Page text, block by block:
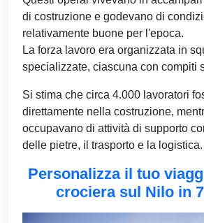
di costruzione e godevano di
relativamente buone per l'epoca.
La forza lavoro era organizzata in
specializzate, ciascuna con compiti
Si stima che circa 4.000 lavoratori
direttamente nella costruzione,
occupavano di attività di supporto
delle pietre, il trasporto e la logistica.
Personalizza il tuo
crociera sul Nilo in